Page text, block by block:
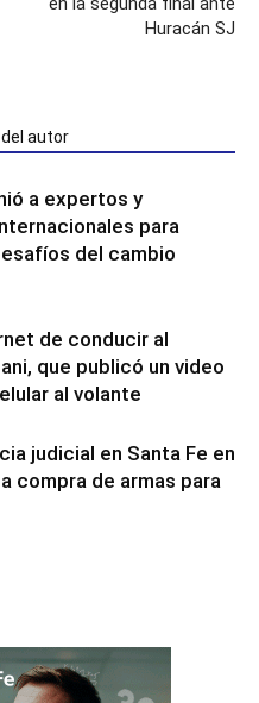
Huracán SJ
autor
a expertos y
para
del cambio
de conducir al
que publicó un video
al volante
judicial en Santa Fe en
compra de armas para